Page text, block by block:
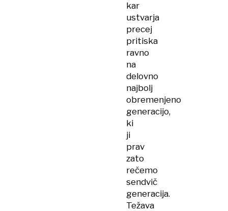
kar
ustvarja
precej
pritiska
ravno
na
delovno
najbolj
obremenjeno
generacijo,
ki
ji
prav
zato
rečemo
sendvič
generacija.
Težava